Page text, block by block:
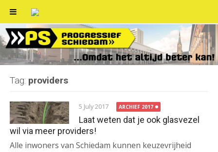
Skip
to
content
Tag: providers
5 July 2017 ARCHIEF 2017
Laat weten dat je ook glasvezel
wil via meer providers!
Alle inwoners van Schiedam kunnen keuzevrijheid